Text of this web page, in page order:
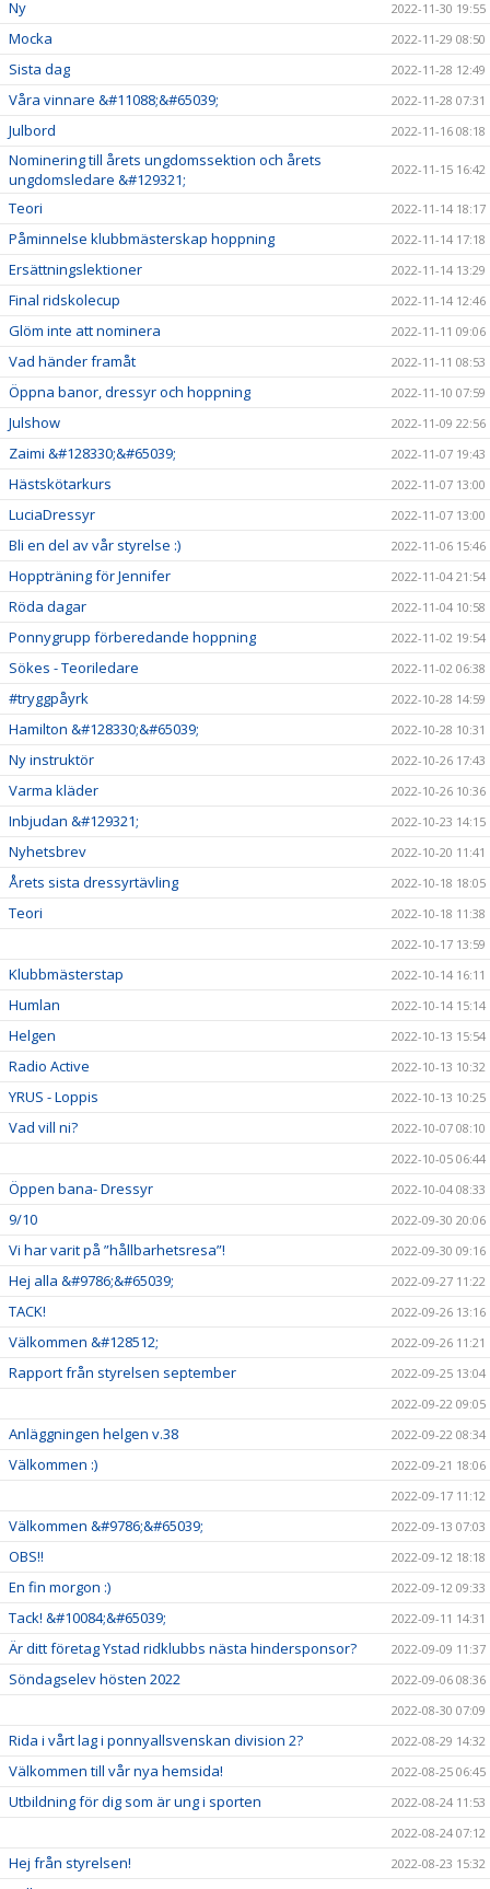
Ny 2022-11-30 19:55
Mocka 2022-11-29 08:50
Sista dag 2022-11-28 12:49
Våra vinnare &#11088;&#65039; 2022-11-28 07:31
Julbord 2022-11-16 08:18
Nominering till årets ungdomssektion och årets
ungdomsledare &#129321;
2022-11-15 16:42
Teori 2022-11-14 18:17
Påminnelse klubbmästerskap hoppning 2022-11-14 17:18
Ersättningslektioner 2022-11-14 13:29
Final ridskolecup 2022-11-14 12:46
Glöm inte att nominera 2022-11-11 09:06
Vad händer framåt 2022-11-11 08:53
Öppna banor, dressyr och hoppning 2022-11-10 07:59
Julshow 2022-11-09 22:56
Zaimi &#128330;&#65039; 2022-11-07 19:43
Hästskötarkurs 2022-11-07 13:00
LuciaDressyr 2022-11-07 13:00
Bli en del av vår styrelse :) 2022-11-06 15:46
Hoppträning för Jennifer 2022-11-04 21:54
Röda dagar 2022-11-04 10:58
Ponnygrupp förberedande hoppning 2022-11-02 19:54
Sökes - Teoriledare 2022-11-02 06:38
#tryggpåyrk 2022-10-28 14:59
Hamilton &#128330;&#65039; 2022-10-28 10:31
Ny instruktör 2022-10-26 17:43
Varma kläder 2022-10-26 10:36
Inbjudan &#129321; 2022-10-23 14:15
Nyhetsbrev 2022-10-20 11:41
Årets sista dressyrtävling 2022-10-18 18:05
Teori
2022-10-18 11:38
2022-10-17 13:59
Klubbmästerstap 2022-10-14 16:11
Humlan 2022-10-14 15:14
Helgen 2022-10-13 15:54
Radio Active 2022-10-13 10:32
YRUS - Loppis 2022-10-13 10:25
Vad vill ni?
2022-10-07 08:10
2022-10-05 06:44
Öppen bana- Dressyr 2022-10-04 08:33
9/10 2022-09-30 20:06
Vi har varit på ”hållbarhetsresa”! 2022-09-30 09:16
Hej alla &#9786;&#65039; 2022-09-27 11:22
TACK! 2022-09-26 13:16
Välkommen &#128512; 2022-09-26 11:21
Rapport från styrelsen september
2022-09-25 13:04
2022-09-22 09:05
Anläggningen helgen v.38 2022-09-22 08:34
Välkommen :)
2022-09-21 18:06
2022-09-17 11:12
Välkommen &#9786;&#65039; 2022-09-13 07:03
OBS!! 2022-09-12 18:18
En fin morgon :) 2022-09-12 09:33
Tack! &#10084;&#65039; 2022-09-11 14:31
Är ditt företag Ystad ridklubbs nästa hindersponsor? 2022-09-09 11:37
Söndagselev hösten 2022
2022-09-06 08:36
2022-08-30 07:09
Rida i vårt lag i ponnyallsvenskan division 2? 2022-08-29 14:32
Välkommen till vår nya hemsida! 2022-08-25 06:45
Utbildning för dig som är ung i sporten
2022-08-24 11:53
2022-08-24 07:12
Hej från styrelsen! 2022-08-23 15:32